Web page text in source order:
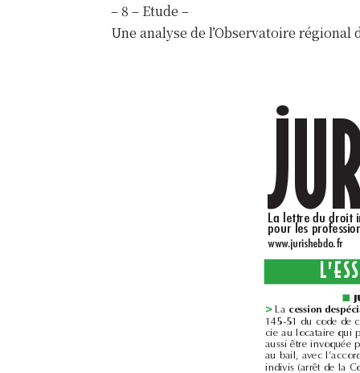
– 8 – Etude –
Une analyse de l’Observatoire
>
www.jurishebdo.fr
..